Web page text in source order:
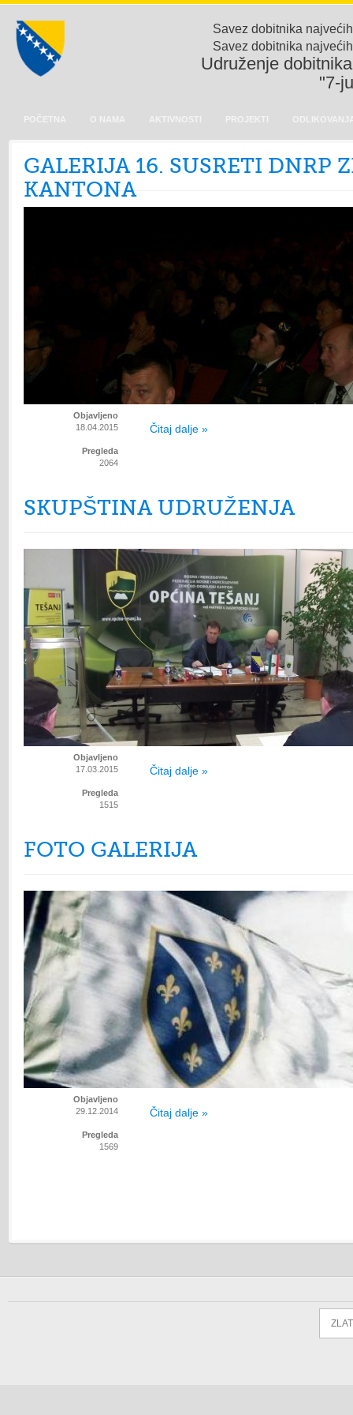
Savez dobitnika
Savez dobitnika
Udruženje
"7-
POČETNA O NAMA AKTIVNOSTI PROJEKTI
GALERIJA 16. SUSRETI DNRP
KANTONA
Objavljeno
18.04.2015
Pregleda
2064
Čitaj dalje »
SKUPŠTINA UDRUŽENJA
Objavljeno
17.03.2015
Pregleda
1515
Čitaj dalje »
FOTO GALERIJA
Objavljeno
29.12.2014
Pregleda
1569
Čitaj dalje »